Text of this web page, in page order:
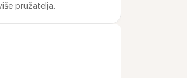
pružatelja.